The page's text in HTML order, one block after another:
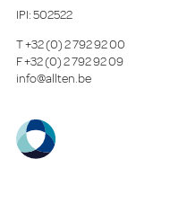
IPI: 502522
T+32 (0) 2 792 92 00
F+32 (0) 2 792 92 09
info@allten.be